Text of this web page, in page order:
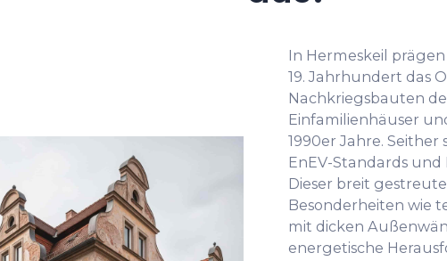
In Hermeskeil
19. Jahrhundert das
Nachkriegsbauten
Einfamilienhäuser
1990er Jahre.
EnEV-Standards
Dieser breit
Besonderheiten wie
mit dicken
energetische